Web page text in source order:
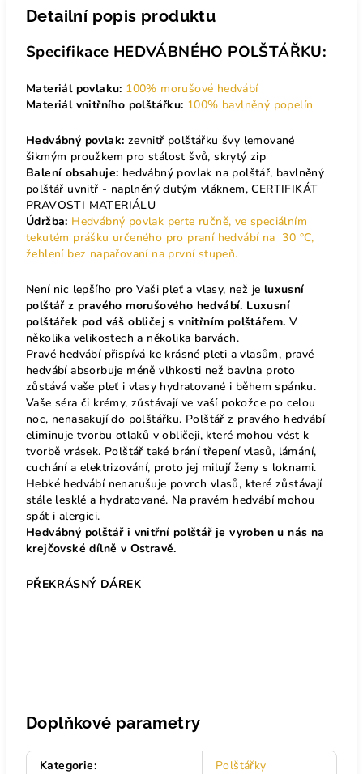
Detailní popis produktu
Specifikace HEDVÁBNÉHO POLŠTÁŘKU:
Materiál povlaku: 100% morušové hedvábí
Materiál vnitřního polštářku: 100% bavlněný popelín
Hedvábný povlak: zevnitř polštářku švy lemované
šikmým proužkem pro stálost švů, skrytý zip
Balení obsahuje: hedvábný povlak na polštář, bavlněný
polštář uvnitř - naplněný dutým vláknem, CERTIFIKÁT
PRAVOSTI MATERIÁLU
Údržba: Hedvábný povlak perte ručně, ve speciálním
tekutém prášku určeného pro praní hedvábí na 30 °C,
žehlení bez napařovaní na první stupeň.
Není nic lepšího pro Vaši pleť a vlasy, než je luxusní
polštář z pravého morušového hedvábí. Luxusní
polštářek pod váš obličej s vnitřním polštářem. V
několika velikostech a několika barvách.
Pravé hedvábí přispívá ke krásné pleti a vlasům, pravé
hedvábí absorbuje méně vlhkosti než bavlna proto
zůstává vaše pleť i vlasy hydratované i během spánku.
Vaše séra či krémy, zůstávají ve vaší pokožce po celou
noc, nenasakují do polštářku. Polštář z pravého hedvábí
eliminuje tvorbu otlaků v obličeji, které mohou vést k
tvorbě vrásek. Polštář také brání třepení vlasů, lámání,
cuchání a elektrizování, proto jej milují ženy s loknami.
Hebké hedvábí nenarušuje povrch vlasů, které zůstávají
stále lesklé a hydratované. Na pravém hedvábí mohou
spát i alergici.
Hedvábný polštář i vnitřní polštář je vyroben u nás na
krejčovské dílně v Ostravě.
PŘEKRÁSNÝ DÁREK
Doplňkové parametry
Kategorie:
Polštářky